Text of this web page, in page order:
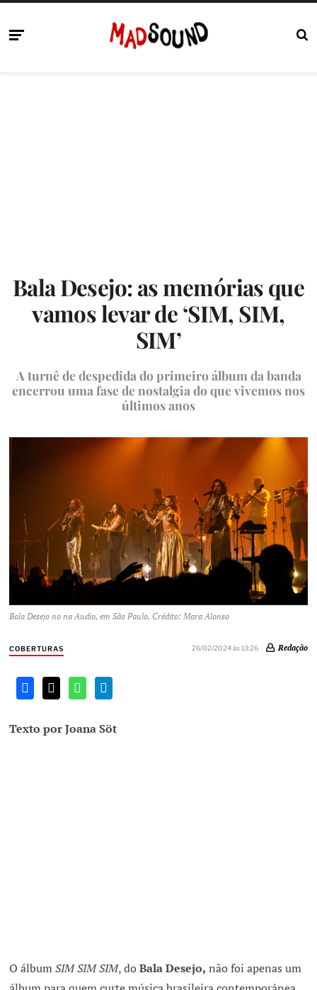
Bala Desejo: as memórias que
vamos levar de ‘SIM, SIM,
SIM’
A turnê de despedida do primeiro álbum da banda
encerrou uma fase de nostalgia do que vivemos nos
últimos anos
Bala Desejo no na Audio, em São Paulo. Crédito: Mara Alonso
COBERTURAS 26/02/2024 às 13:26 Redação
Texto por Joana Söt
O álbumSIM SIM SIM, doBala Desejo, não foi apenas um